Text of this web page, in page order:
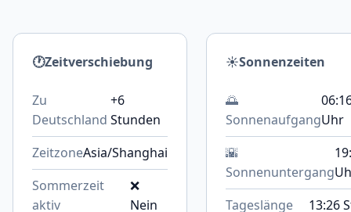
🕐Zeitverschiebung
Zu
Deutschland
+6
Stunden
ZeitzoneAsia/Shanghai
Sommerzeit
aktiv
❌
Nein
☀️Sonnenzeiten
🌅
SonnenaufgangUhr
🌇
Sonnenuntergang
Tageslänge
13:26